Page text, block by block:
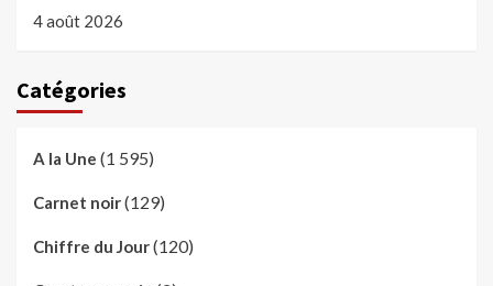
4 août 2026
Catégories
A la Une (1 595)
Carnet noir(129)
Chiffre du Jour(120)